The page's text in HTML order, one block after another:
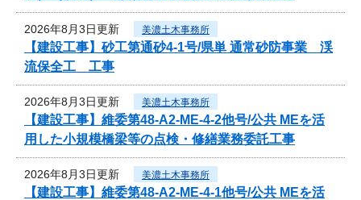
2026年8月3日更新 美濃土木事務所
【建設工事】砂工第通砂4-1号/県単 通常砂防事業 渓
流保全工 工事
2026年8月3日更新 美濃土木事務所
【建設工事】維委第48-A2-ME-4-2他号/公共 MEを活
用した小規模橋梁等の点検・修繕業務委託工事
2026年8月3日更新 美濃土木事務所
【建設工事】維委第48-A2-ME-4-1他号/公共 MEを活